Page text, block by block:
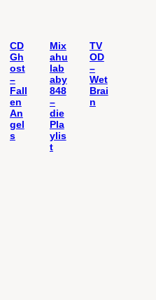
CD
Gh
ost
–
Fall
en
An
gel
s
Mix
ahu
lab
aby
848
–
die
Pla
ylis
t
TV
OD
–
Wet
Brai
n